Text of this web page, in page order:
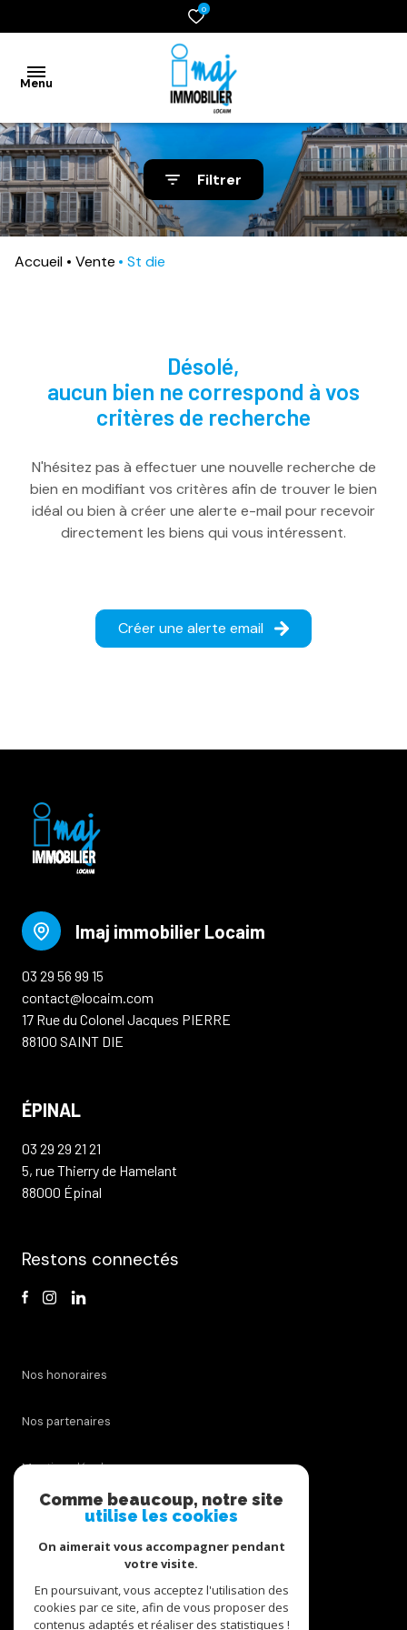
0
Menu
accueil
vente
location
contact
client
Filtrer
Accueil Vente St die
désolé,
aucun bien ne correspond à vos
critères de recherche
N'hésitez pas à effectuer une nouvelle recherche de
bien en modifiant vos critères afin de trouver le bien
idéal ou bien à créer une alerte e-mail pour recevoir
directement les biens qui vous intéressent.
Créer une alerte email
Imaj immobilier Locaim
03 29 56 99 15
contact@locaim.com
17 Rue du Colonel Jacques PIERRE
88100 SAINT DIE
ÉPINAL
03 29 29 21 21
5, rue Thierry de Hamelant
88000 Épinal
Restons connectés
Nos honoraires
Nos partenaires
Mentions légales
Cookies
Comme beaucoup, notre site
utilise les cookies
On aimerait vous accompagner pendant
votre visite.
En poursuivant, vous acceptez l'utilisation des
cookies par ce site, afin de vous proposer des
contenus adaptés et réaliser des statistiques !